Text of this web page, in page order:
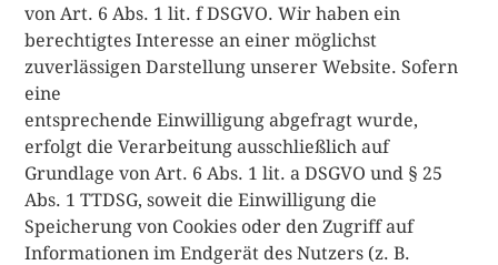
von Art. 6 Abs. 1 lit. f DSGVO. Wir haben ein
berechtigtes Interesse an einer möglichst
zuverlässigen Darstellung unserer Website. Sofern
eine
entsprechende Einwilligung abgefragt wurde,
erfolgt die Verarbeitung ausschließlich auf
Grundlage von Art. 6 Abs. 1 lit. a DSGVO und § 25
Abs. 1 TTDSG, soweit die Einwilligung die
Speicherung von Cookies oder den Zugriff auf
Informationen im Endgerät des Nutzers (z. B.